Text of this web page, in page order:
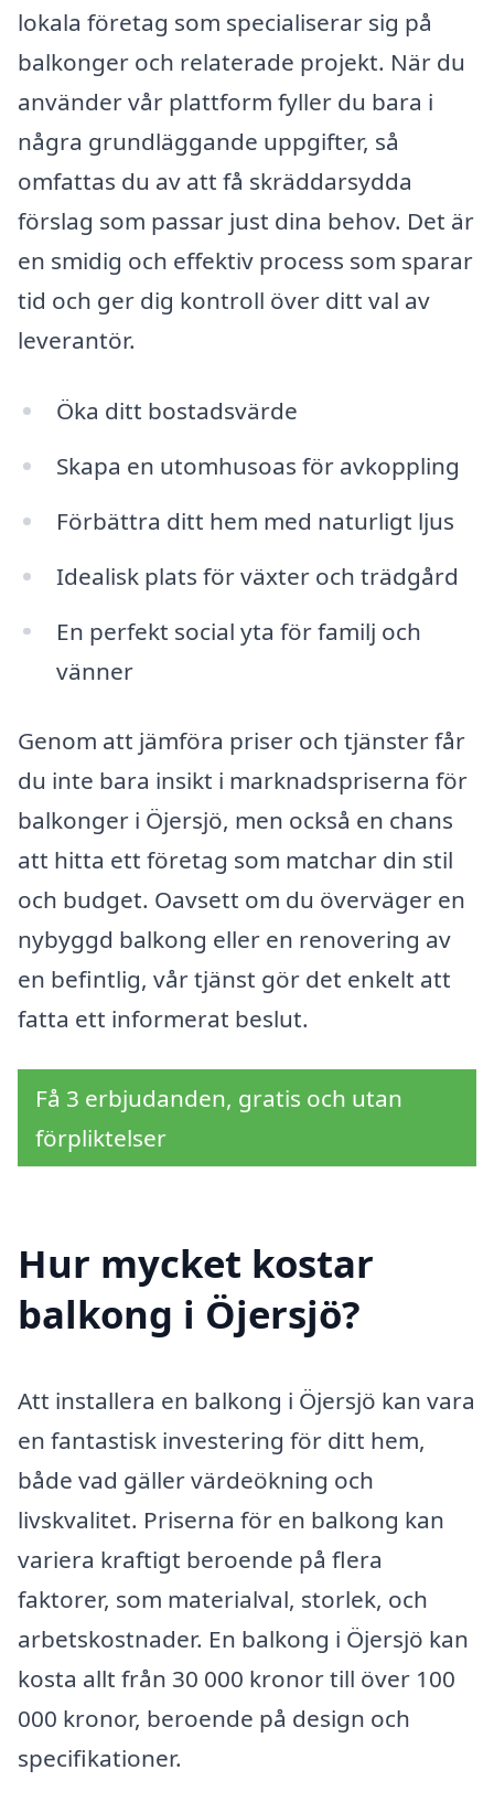
lokala företag som specialiserar sig på
balkonger och relaterade projekt. När du
använder vår plattform fyller du bara i
några grundläggande uppgifter, så
omfattas du av att få skräddarsydda
förslag som passar just dina behov. Det är
en smidig och effektiv process som sparar
tid och ger dig kontroll över ditt val av
leverantör.
Öka ditt bostadsvärde
Skapa en utomhusoas för avkoppling
Förbättra ditt hem med naturligt ljus
Idealisk plats för växter och trädgård
En perfekt social yta för familj och
vänner
Genom att jämföra priser och tjänster får
du inte bara insikt i marknadspriserna för
balkonger i Öjersjö, men också en chans
att hitta ett företag som matchar din stil
och budget. Oavsett om du överväger en
nybyggd balkong eller en renovering av
en befintlig, vår tjänst gör det enkelt att
fatta ett informerat beslut.
Få 3 erbjudanden, gratis och utan
förpliktelser
Hur mycket kostar
balkong i Öjersjö?
Att installera en balkong i Öjersjö kan vara
en fantastisk investering för ditt hem,
både vad gäller värdeökning och
livskvalitet. Priserna för en balkong kan
variera kraftigt beroende på flera
faktorer, som materialval, storlek, och
arbetskostnader. En balkong i Öjersjö kan
kosta allt från 30 000 kronor till över 100
000 kronor, beroende på design och
specifikationer.